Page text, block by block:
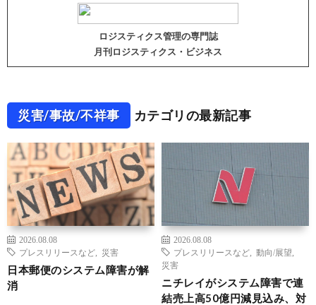
ロジスティクス管理の専門誌
月刊ロジスティクス・ビジネス
災害/事故/不祥事 カテゴリの最新記事
2026.08.08
プレスリリースなど
災害
日本郵便のシステム障害が解
消
2026.08.08
プレスリリースなど
動向/展望
災害
ニチレイがシステム障害で連
結売上高50億円減見込み、対